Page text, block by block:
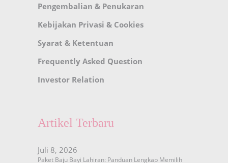
Pengembalian & Penukaran
Kebijakan Privasi & Cookies
Syarat & Ketentuan
Frequently Asked Question
Investor Relation
Artikel Terbaru
Juli 8, 2026
Paket Baju Bayi Lahiran: Panduan Lengkap Memilih